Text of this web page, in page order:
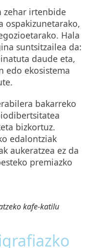
zehar irtenbide
ospakizunetarako,
Hala
suntsitzailea da:
daude eta,
edo ekosistema
bakarreko
bizkortuz.
edalontziak
aukeratzea ez da
premiazko
kafe-katilu